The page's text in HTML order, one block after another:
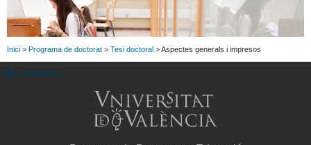
Inici > Programa de doctorat > Tesi doctoral > Aspectes generals i impresos
SUBMENU